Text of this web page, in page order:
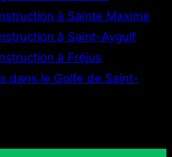
à Sainte Maxime
à Saint-Aygulf
à Fréjus
dans le Golfe de Saint-